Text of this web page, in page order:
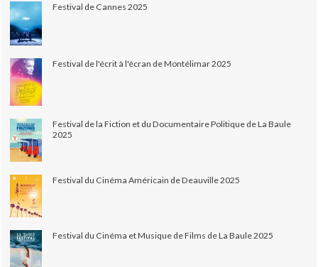
Festival de Cannes 2025
Festival de l'écrit à l'écran de Montélimar 2025
Festival de la Fiction et du Documentaire Politique de La Baule
2025
Festival du Cinéma Américain de Deauville 2025
Festival du Cinéma et Musique de Films de La Baule 2025